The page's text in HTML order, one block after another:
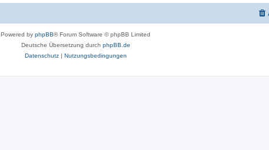
Powered by phpBB® Forum Software © phpBB Limited
Deutsche Übersetzung durch phpBB.de
Datenschutz| Nutzungsbedingungen